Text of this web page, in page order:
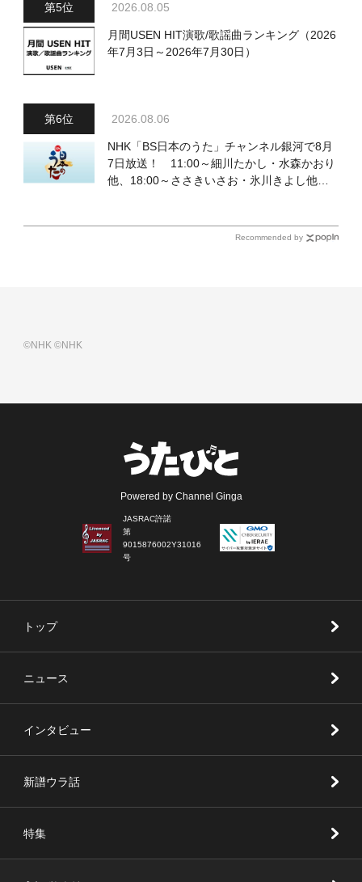
2026.08.05
月間USEN HIT演歌/歌謡曲ランキング（2026
年7月3日～2026年7月30日）
2026.08.06
NHK「BS日本のうた」チャンネル銀河で8月
7日放送！ 11:00～細川たかし・水森かおり
他、18:00～ささきいさお・氷川きよし他登
Recommended by
©NHK©NHK
Powered by Channel Ginga
JASRAC許諾
第
9015876002Y31016
号
トップ
ニュース
インタビュー
新譜ウラ話
特集